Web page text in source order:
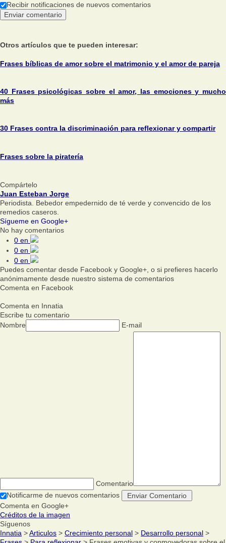
Recibir notificaciones de nuevos comentarios
Otros artículos que te pueden interesar:
Frases bíblicas de amor sobre el matrimonio y el amor de pareja
40 Frases psicológicas sobre el amor, las emociones y mucho
más
30 Frases contra la discriminación para reflexionar y compartir
Frases sobre la piratería
Compártelo
Juan Esteban Jorge
Periodista. Bebedor empedernido de té verde y convencido de los
remedios caseros.
Sígueme en Google+
No hay comentarios
0 en
0 en
0 en
Puedes comentar desde Facebook y Google+, o si prefieres hacerlo
anónimamente desde nuestro sistema de comentarios
Comenta en Facebook
Comenta en Innatia
Escribe tu comentario
Nombre
E-mail
Comentario
Notificarme de nuevos comentarios
Comenta en Google+
Créditos de la imagen
Síguenos
Innatia >Articulos > Crecimiento personal > Desarrollo personal >